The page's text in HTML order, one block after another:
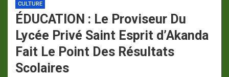
CULTURE
ÉDUCATION : Le Proviseur Du
Lycée Privé Saint Esprit d’Akanda
Fait Le Point Des Résultats
Scolaires